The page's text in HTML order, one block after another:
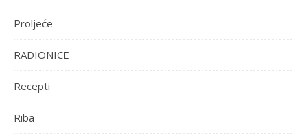
Proljeće
RADIONICE
Recepti
Riba